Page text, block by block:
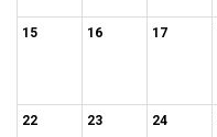
15 16 17
22 23 24